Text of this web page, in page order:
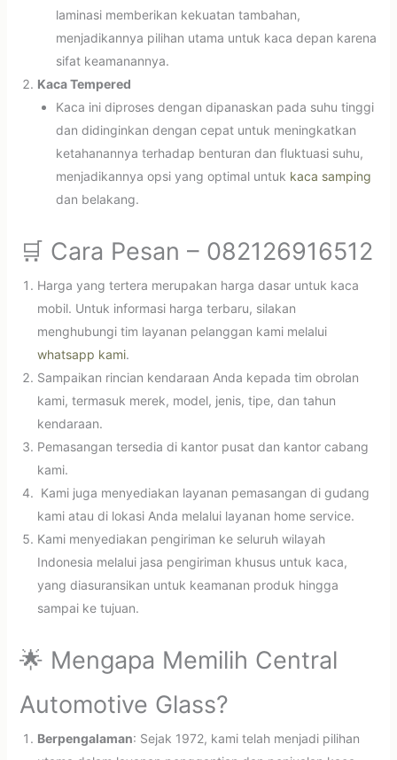
laminasi memberikan kekuatan tambahan,
menjadikannya pilihan utama untuk kaca depan karena
sifat keamanannya.
Kaca Tempered
Kaca ini diproses dengan dipanaskan pada suhu tinggi
dan didinginkan dengan cepat untuk meningkatkan
ketahanannya terhadap benturan dan fluktuasi suhu,
menjadikannya opsi yang optimal untuk kaca samping
dan belakang.
🛒 Cara Pesan – 082126916512
Harga yang tertera merupakan harga dasar untuk kaca
mobil. Untuk informasi harga terbaru, silakan
menghubungi tim layanan pelanggan kami melalui
whatsapp kami.
Sampaikan rincian kendaraan Anda kepada tim obrolan
kami, termasuk merek, model, jenis, tipe, dan tahun
kendaraan.
Pemasangan tersedia di kantor pusat dan kantor cabang
kami.
Kami juga menyediakan layanan pemasangan di gudang
kami atau di lokasi Anda melalui layanan home service.
Kami menyediakan pengiriman ke seluruh wilayah
Indonesia melalui jasa pengiriman khusus untuk kaca,
yang diasuransikan untuk keamanan produk hingga
sampai ke tujuan.
🌟 Mengapa Memilih Central
Automotive Glass?
Berpengalaman: Sejak 1972, kami telah menjadi pilihan